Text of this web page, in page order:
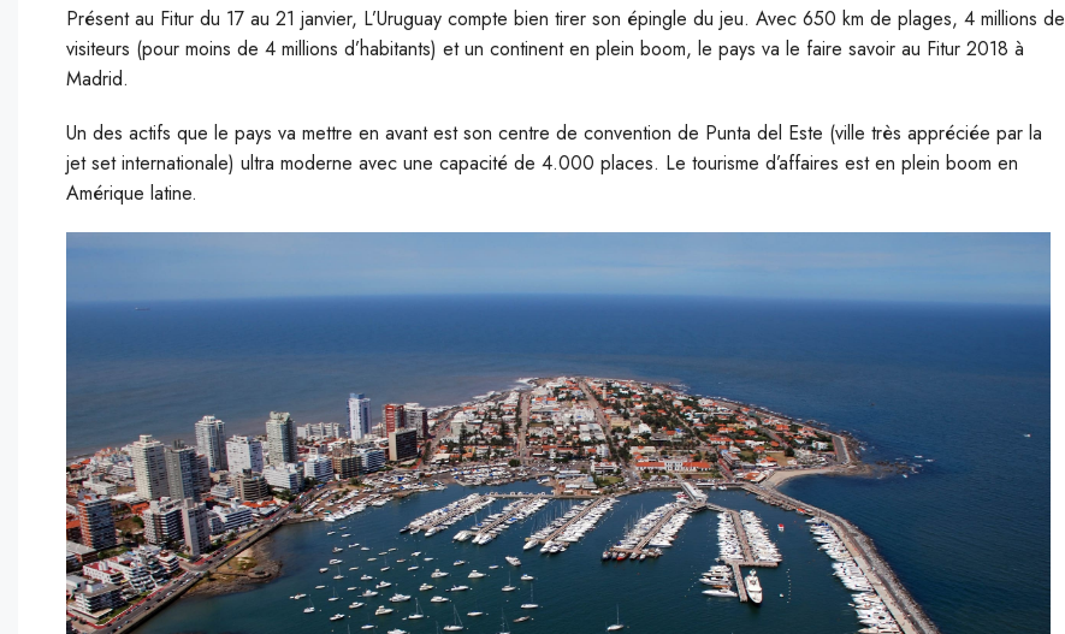
Présent au Fitur du 17 au 21 janvier, L’Uruguay compte bien tirer son épingle du jeu. Avec 650 km de plages, 4 millions de
visiteurs (pour moins de 4 millions d’habitants) et un continent en plein boom, le pays va le faire savoir au Fitur 2018 à
Madrid.
Un des actifs que le pays va mettre en avant est son centre de convention de Punta del Este (ville très appréciée par la
jet set internationale) ultra moderne avec une capacité de 4.000 places. Le tourisme d’affaires est en plein boom en
Amérique latine.